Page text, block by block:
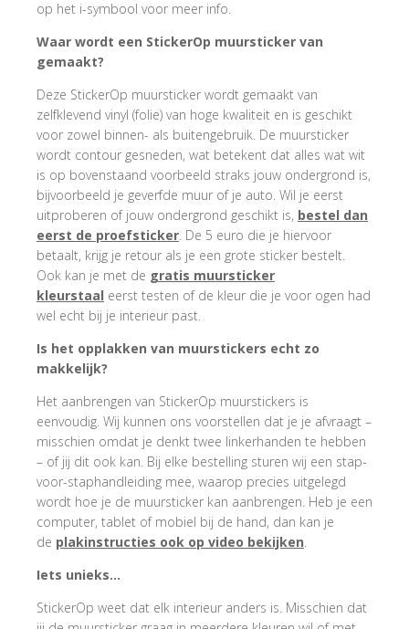
op het i-symbool voor meer info.
Waar wordt een StickerOp muursticker van
gemaakt?
Deze StickerOp muursticker wordt gemaakt van
zelfklevend vinyl (folie) van hoge kwaliteit en is geschikt
voor zowel binnen- als buitengebruik. De muursticker
wordt contour gesneden, wat betekent dat alles wat wit
is op bovenstaand voorbeeld straks jouw ondergrond is,
bijvoorbeeld je geverfde muur of je auto. Wil je eerst
uitproberen of jouw ondergrond geschikt is, bestel dan
eerst de proefsticker. De 5 euro die je hiervoor
betaalt, krijg je retour als je een grote sticker bestelt.
Ook kan je met de gratis muursticker
kleurstaal eerst testen of de kleur die je voor ogen had
wel echt bij je interieur past.
Is het opplakken van muurstickers echt zo
makkelijk?
Het aanbrengen van StickerOp muurstickers is
eenvoudig. Wij kunnen ons voorstellen dat je je afvraagt –
misschien omdat je denkt twee linkerhanden te hebben
– of jij dit ook kan. Bij elke bestelling sturen wij een stap-
voor-staphandleiding mee, waarop precies uitgelegd
wordt hoe je de muursticker kan aanbrengen. Heb je een
computer, tablet of mobiel bij de hand, dan kan je
de plakinstructies ook op video bekijken.
Iets unieks…
StickerOp weet dat elk interieur anders is. Misschien dat